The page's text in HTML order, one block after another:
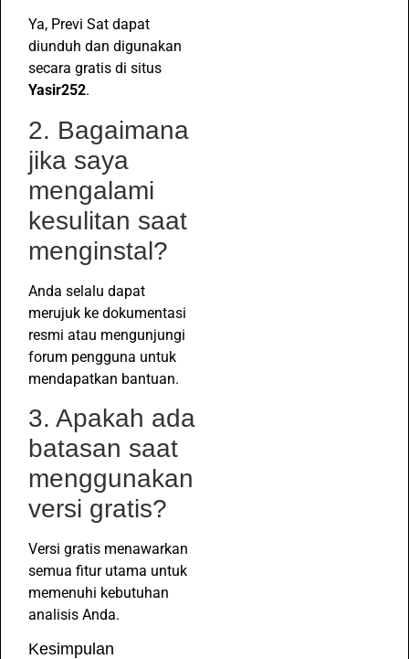
Ya, Previ Sat dapat
diunduh dan digunakan
secara gratis di situs
Yasir252.
2. Bagaimana
jika saya
mengalami
kesulitan saat
menginstal?
Anda selalu dapat
merujuk ke dokumentasi
resmi atau mengunjungi
forum pengguna untuk
mendapatkan bantuan.
3. Apakah ada
batasan saat
menggunakan
versi gratis?
Versi gratis menawarkan
semua fitur utama untuk
memenuhi kebutuhan
analisis Anda.
Kesimpulan